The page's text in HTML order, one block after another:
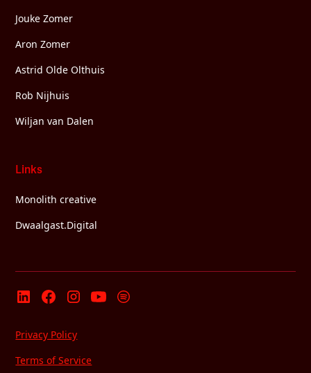
Jouke Zomer
Aron Zomer
Astrid Olde Olthuis
Rob Nijhuis
Wiljan van Dalen
Links
Monolith creative
Dwaalgast.Digital
Privacy Policy
Terms of Service